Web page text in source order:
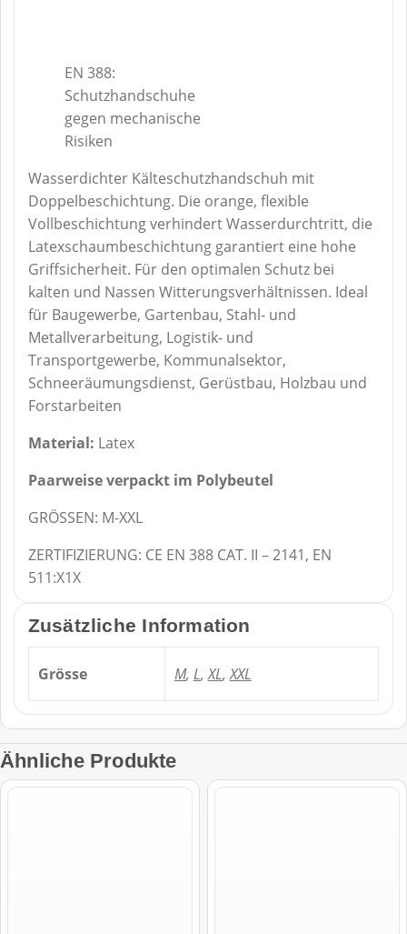
EN 388:
Schutzhandschuhe
gegen mechanische
Risiken
Wasserdichter Kälteschutzhandschuh mit
Doppelbeschichtung. Die orange, flexible
Vollbeschichtung verhindert Wasserdurchtritt, die
Latexschaumbeschichtung garantiert eine hohe
Griffsicherheit. Für den optimalen Schutz bei
kalten und Nassen Witterungsverhältnissen. Ideal
für Baugewerbe, Gartenbau, Stahl- und
Metallverarbeitung, Logistik- und
Transportgewerbe, Kommunalsektor,
Schneeräumungsdienst, Gerüstbau, Holzbau und
Forstarbeiten
Material: Latex
Paarweise verpackt im Polybeutel
GRÖSSEN: M-XXL
ZERTIFIZIERUNG: CE EN 388 CAT. II – 2141, EN
511:X1X
Zusätzliche Information
Grösse M, L,XL,XXL
Ähnliche Produkte